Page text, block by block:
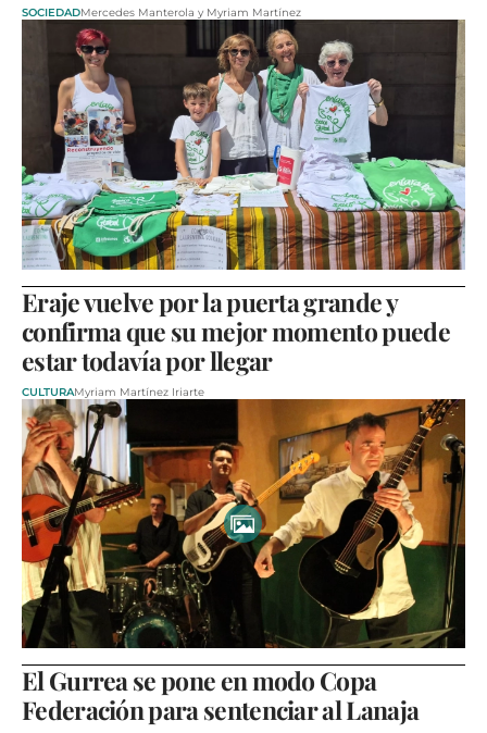
SOCIEDADMercedes Manterola y Myriam Martínez
Eraje vuelve por la puerta grande y
confirma que su mejor momento puede
estar todavía por llegar
CULTURAMyriam Martínez Iriarte
El Gurrea se pone en modo Copa
Federación para sentenciar al Lanaja